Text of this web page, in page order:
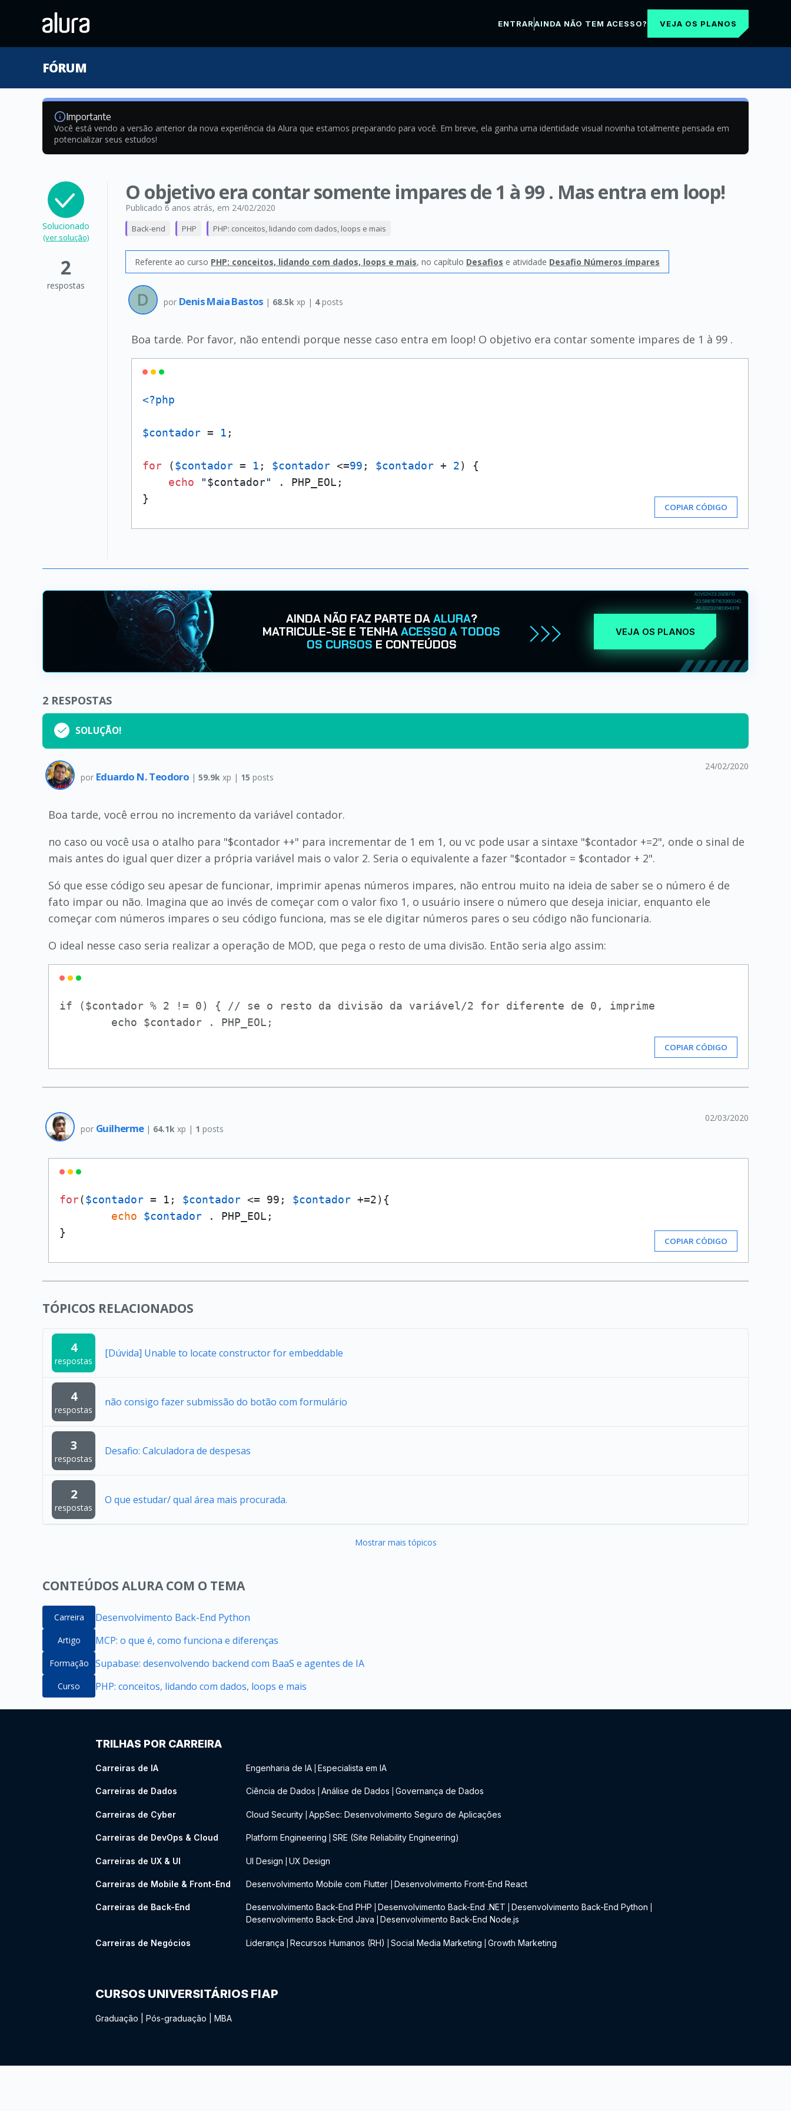
ENTRARAINDA NÃO TEM ACESSO? VEJA OS PLANOS
FÓRUM
Importante
Você está vendo a versão anterior da nova experiência da Alura que estamos preparando para você. Em breve, ela ganha uma identidade visual novinha totalmente pensada em
potencializar seus estudos!
Solucionado
(ver solução)
2
respostas
O objetivo era contar somente impares de 1 à 99 . Mas entra em loop!
Publicado 6 anos atrás, em 24/02/2020
Back-end PHP PHP: conceitos, lidando com dados, loops e mais
Referente ao curso PHP: conceitos, lidando com dados, loops e mais, no capítulo Desafios e atividade Desafio Números ímpares
por Denis Maia Bastos | 68.5k xp | 4posts
Boa tarde. Por favor, não entendi porque nesse caso entra em loop! O objetivo era contar somente impares de 1 à 99 .
<?php
$contador = 1 ;
for ($contador = 1 ; $contador <=99 ; $contador + 2) {
echo
"$contador"
. PHP_EOL;
}
COPIAR CÓDIGO
AINDA NÃO FAZ PARTE DAALURA?
MATRICULE-SE E TENHAACESSO A TODOS
OS CURSOS E CONTEÚDOS
VEJA OS PLANOS
2 RESPOSTAS
SOLUÇÃO!
por Eduardo N. Teodoro | 59.9k xp | 15 posts
24/02/2020
Boa tarde, você errou no incremento da variável contador.
no caso ou você usa o atalho para "$contador ++" para incrementar de 1 em 1, ou vc pode usar a sintaxe "$contador +=2", onde o sinal de
mais antes do igual quer dizer a própria variável mais o valor 2. Seria o equivalente a fazer "$contador = $contador + 2".
Só que esse código seu apesar de funcionar, imprimir apenas números impares, não entrou muito na ideia de saber se o número é de
fato impar ou não. Imagina que ao invés de começar com o valor fixo 1, o usuário insere o número que deseja iniciar, enquanto ele
começar com números impares o seu código funciona, mas se ele digitar números pares o seu código não funcionaria.
O ideal nesse caso seria realizar a operação de MOD, que pega o resto de uma divisão. Então seria algo assim:
if ($contador % 2 != 0) { // se o resto da divisão da variável/2 for diferente de 0, imprime
COPIAR CÓDIGO
por Guilherme | 64.1k xp | 1 posts
02/03/2020
for($contador = 1; $contador <= 99; $contador +=2){
echo
$contador . PHP_EOL;
}
COPIAR CÓDIGO
TÓPICOS RELACIONADOS
4
respostas
[Dúvida] Unable to locate constructor for embeddable
4
respostas
não consigo fazer submissão do botão com formulário
3
respostas
Desafio: Calculadora de despesas
2
respostas
O que estudar/ qual área mais procurada.
Mostrar mais tópicos
CONTEÚDOS ALURA COM O TEMA
Carreira Desenvolvimento Back-End Python
Artigo MCP: o que é, como funciona e diferenças
Formação Supabase: desenvolvendo backend com BaaS e agentes de IA
Curso PHP: conceitos, lidando com dados, loops e mais
TRILHAS POR CARREIRA
Carreiras de IA Engenharia de IA Especialista em IA
Carreiras de Dados Ciência de Dados Análise de Dados Governança de Dados
Carreiras de Cyber Cloud Security AppSec: Desenvolvimento Seguro de Aplicações
Carreiras de DevOps & Cloud Platform Engineering SRE (Site Reliability Engineering)
Carreiras de UX & UI UI Design UX Design
Carreiras de Mobile & Front-End Desenvolvimento Mobile com Flutter Desenvolvimento Front-End React
Carreiras de Back-End Desenvolvimento Back-End PHP Desenvolvimento Back-End .NET Desenvolvimento Back-End Python
Desenvolvimento Back-End Java Desenvolvimento Back-End Node.js
Carreiras de Negócios Liderança Recursos Humanos (RH) Social Media Marketing Growth Marketing
CURSOS UNIVERSITÁRIOS FIAP
Graduação Pós-graduação MBA